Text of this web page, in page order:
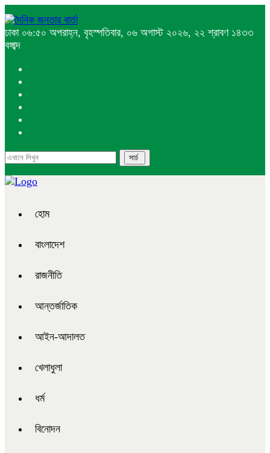
ঢাকা ০৬:৫০ অপরাহ্ন, বৃহস্পতিবার, ০৬ অগাস্ট ২০২৬, ২২ শ্রাবণ ১৪৩৩
বঙ্গাব্দ
হোম
বাংলাদেশ
রাজনীতি
আন্তর্জাতিক
আইন-আদালত
খেলাধুলা
ধর্ম
বিনোদন